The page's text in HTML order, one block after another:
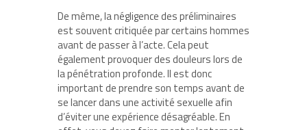
De même, la négligence des préliminaires
est souvent critiquée par certains hommes
avant de passer à l’acte. Cela peut
également provoquer des douleurs lors de
la pénétration profonde. Il est donc
important de prendre son temps avant de
se lancer dans une activité sexuelle afin
d’éviter une expérience désagréable. En